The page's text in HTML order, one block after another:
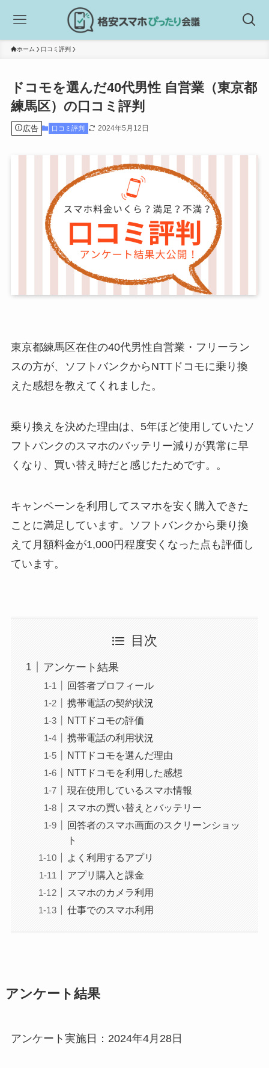
ホーム 口コミ評判
ドコモを選んだ40代男性 自営業（東京都
練馬区）の口コミ評判
広告 口コミ評判 2024年5月12日
東京都練馬区在住の40代男性自営業・フリーラン
スの方が、ソフトバンクからNTTドコモに乗り換
えた感想を教えてくれました。
乗り換えを決めた理由は、5年ほど使用していたソ
フトバンクのスマホのバッテリー減りが異常に早
くなり、買い替え時だと感じたためです。。
キャンペーンを利用してスマホを安く購入できた
ことに満足しています。ソフトバンクから乗り換
えて月額料金が1,000円程度安くなった点も評価し
ています。
目次
アンケート結果
回答者プロフィール
携帯電話の契約状況
NTTドコモの評価
携帯電話の利用状況
NTTドコモを選んだ理由
NTTドコモを利用した感想
現在使用しているスマホ情報
スマホの買い替えとバッテリー
回答者のスマホ画面のスクリーンショッ
ト
よく利用するアプリ
アプリ購入と課金
スマホのカメラ利用
仕事でのスマホ利用
アンケート結果
アンケート実施日：2024年4月28日